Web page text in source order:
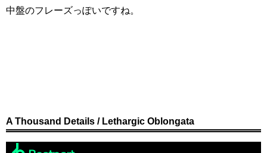
中盤のフレーズっぽいですね。
A Thousand Details / Lethargic Oblongata